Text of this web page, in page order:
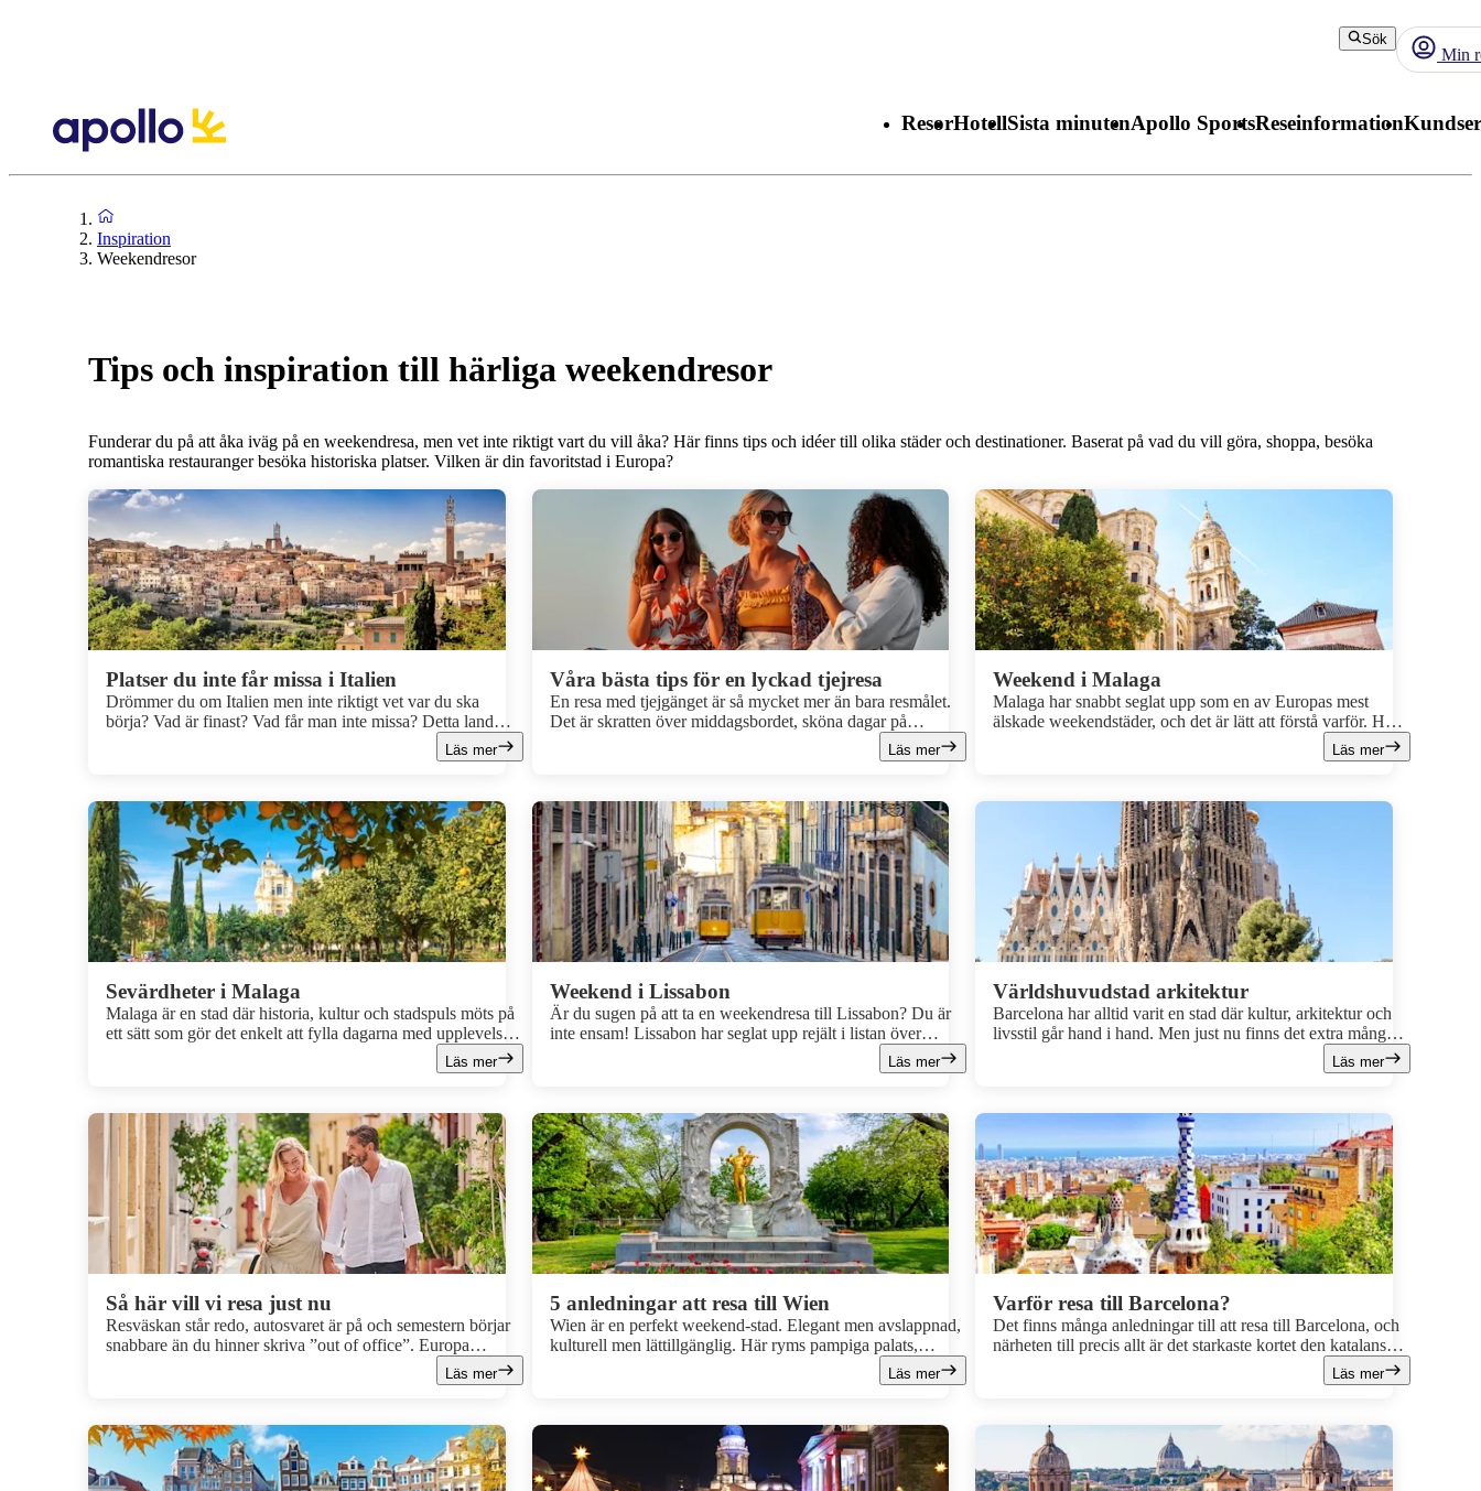
Sök
Min
ResorHotellSista minutenApollo SportsReseinformation
Inspiration
Weekendresor
Tips och inspiration till härliga weekendresor
Funderar du på att åka iväg på en weekendresa, men vet inte riktigt vart du vill åka? Här finns tips och idéer till olika städer och destinationer. Baserat på vad du vill göra, shoppa, besöka
romantiska restauranger besöka historiska platser. Vilken är din favoritstad i Europa?
Platser du inte får missa i Italien
Drömmer du om Italien men inte riktigt vet var du ska
börja? Vad är finast? Vad får man inte missa? Detta land
vimlar av fantastiska platser som bara väntar på att
upptäckas och här har vi samlat några platser i Italien som
Läs mer
Våra bästa tips för en lyckad tjejresa
En resa med tjejgänget är så mycket mer än bara resmålet.
Det är skratten över middagsbordet, sköna dagar på
stranden, spontana utekvällar och långa luncher utan slut.
Att resa tillsammans med sina vänner är något speciellt.
som man kanske inte har tid med i vardagen. Och det bästa
av allt? En tjejresa kan vara precis så avslappnad eller
händelserik som ni vill! Här ger vi er våra bästa tips för en
lyckad tjejresa!
Läs mer
Weekend i Malaga
Malaga har snabbt seglat upp som en av Europas mest
älskade weekendstäder, och det är lätt att förstå varför. Här
möts du av en levande stadskärna fylld av tapasbarer, kultur
och shopping, samtidigt som stranden alltid finns inom
vill strosa mellan sevärdheter och kaféer, som för dig som
vill varva cityliv med lata timmar på stranden.Här är vår
guide till hur du får ut det mesta av din weekend i Malaga!
Läs mer
Sevärdheter i Malaga
Malaga är en stad där historia, kultur och stadspuls möts på
ett sätt som gör det enkelt att fylla dagarna med upplevelser.
Här väntar allt från imponerande sevärdheter och historiska
byggnader till livliga kvarter och utsiktsplatser du inte vill
Läs mer
Weekend i Lissabon
Är du sugen på att ta en weekendresa till Lissabon? Du är
inte ensam! Lissabon har seglat upp rejält i listan över
populära weekendstäder de senaste åren, och det är inte för
intet. Här väntar sköna Medelhavstemperaturer, mysiga
Lissabon och gör dig redo för en riktigt härlig resa.
Läs mer
Världshuvudstad arkitektur
Barcelona har alltid varit en stad där kultur, arkitektur och
livsstil går hand i hand. Men just nu finns det extra många
skäl att resa hit. Under året uppmärksammas 100‑årsminnet
av Antoni Gaudís arv samtidigt som staden lyfts fram av
Läs mer
Så här vill vi resa just nu
Resväskan står redo, autosvaret är på och semestern börjar
snabbare än du hinner skriva ”out of office”. Europa
fortsätter att locka och 2026 är året då weekendresorna
verkligen regerar. Fler väljer korta, enkla resor där man
ledig dag.
Läs mer
5 anledningar att resa till Wien
Wien är en perfekt weekend-stad. Elegant men avslappnad,
kulturell men lättillgänglig. Här ryms pampiga palats,
klassiska kaféer och levande kvarter, allt på bekvämt
gångavstånd. En stad där du hinner mycket på bara några få
Läs mer
Varför resa till Barcelona?
Det finns många anledningar till att resa till Barcelona, och
närheten till precis allt är det starkaste kortet den katalanska
huvudstaden har. Här får du uppleva ett resmål som både
erbjuder genuin storstadskänsla och sol och bad. Här svarar
vad det är känt för och när man ska åka.
Läs mer